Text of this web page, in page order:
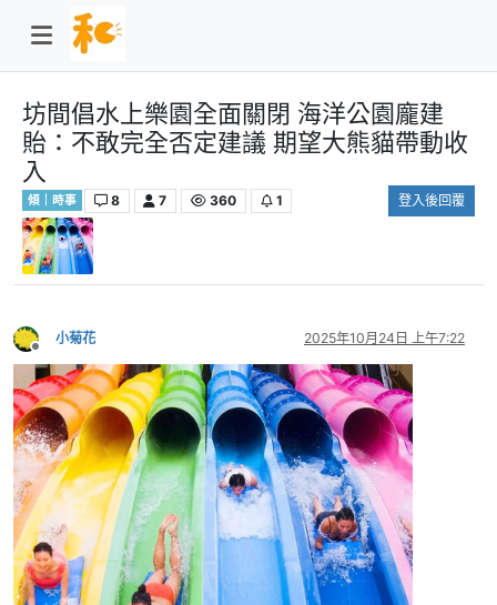
坊間倡水上樂園全面關閉 海洋公園龐建
貽：不敢完全否定建議 期望大熊貓帶動收
入
傾｜時事 8 7 360 1 登入後回覆
離線
小菊花 2025年10月24日 上午7:22